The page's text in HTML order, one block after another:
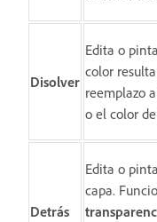
Disolver
Edita o
color
reemplazo
o el color
Detrás
Edita o
capa.